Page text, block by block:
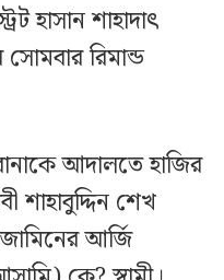
হাসান শাহাদাৎ
রিমান্ড
আদালতে হাজির
শাহাবুদ্দিন শেখ
আর্জি